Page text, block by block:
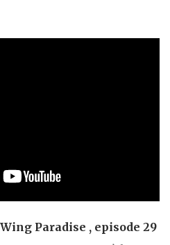
Paradise , episode 29